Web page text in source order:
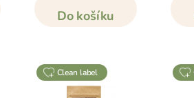
Do košíku
clean label